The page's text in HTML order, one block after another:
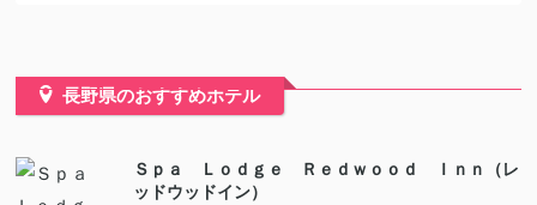
長野県のおすすめホテル
Ｓｐａ Ｌｏｄｇｅ Ｒｅｄｗｏｏｄ Ｉｎｎ（レ
ッドウッドイン）